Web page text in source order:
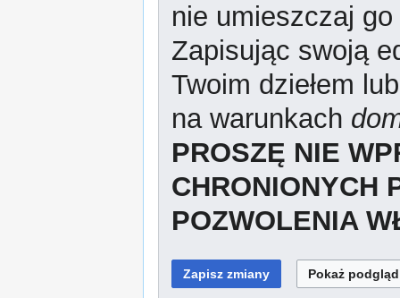
nie umieszczaj
Zapisując swoją
Twoim dziełem
na warunkach
PROSZĘ NIE
CHRONIONYCH
POZWOLENIA